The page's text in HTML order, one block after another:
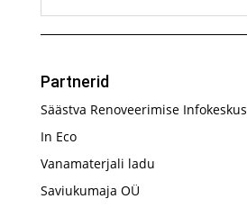
Partnerid
Säästva Renoveerimise Infokeskus
In Eco
Vanamaterjali ladu
Saviukumaja OÜ